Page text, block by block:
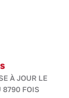
À JOUR LE
8790 FOIS